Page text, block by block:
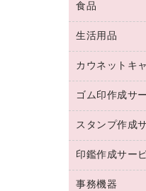
ＨＤＤ／Ｓ
ディスプレ
防災用備
台車・脚立
倉庫収納
作業用雑貨
梱包用品
梱包用テ
緑茶飲料
茶葉・イン
紅茶・バ
レギュラ
ミルク・シ
ソフトド
コーヒーメ
インスタン
食品
食品
生活用品
浴室用品
台所用洗剤
掃除用品
掃除用洗剤
洗濯用品
カウネットキ
カウネット
ゴム印作成サ
ゴム印作成
ゴム印（
ゴム印（
スタンプ作成
シヤチハタ
カウネッ
印鑑作成サー
印鑑作成サ
事務機器